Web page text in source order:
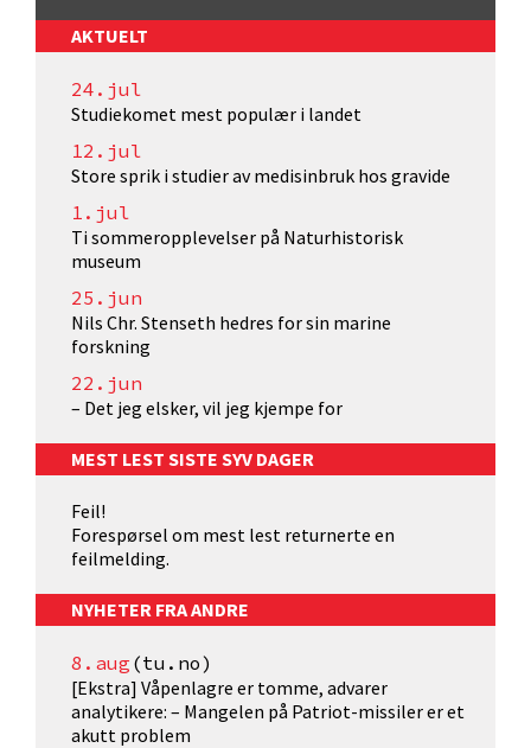
AKTUELT
24.jul
Studiekomet mest populær i landet
12.jul
Store sprik i studier av medisinbruk hos gravide
1.jul
Ti sommeropplevelser på Naturhistorisk
museum
25.jun
Nils Chr. Stenseth hedres for sin marine
forskning
22.jun
– Det jeg elsker, vil jeg kjempe for
MEST LEST SISTE SYV DAGER
Feil!
Forespørsel om mest lest returnerte en
feilmelding.
NYHETER FRA ANDRE
8.aug (tu.no)
[Ekstra] Våpenlagre er tomme, advarer
analytikere: – Mangelen på Patriot-missiler er et
akutt problem